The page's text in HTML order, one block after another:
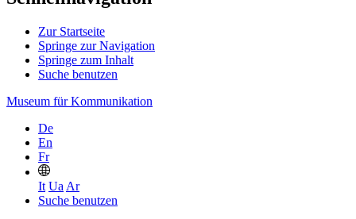
Zur Startseite
Springe zur Navigation
Springe zum Inhalt
Suche benutzen
Museum für Kommunikation
De
En
Fr
It Ua Ar
Suche benutzen